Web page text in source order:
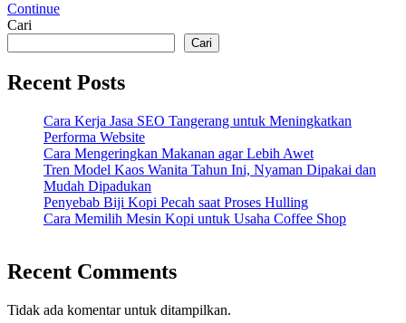
Continue
Cari
Cari
Recent Posts
Cara Kerja Jasa SEO Tangerang untuk Meningkatkan
Performa Website
Cara Mengeringkan Makanan agar Lebih Awet
Tren Model Kaos Wanita Tahun Ini, Nyaman Dipakai dan
Mudah Dipadukan
Penyebab Biji Kopi Pecah saat Proses Hulling
Cara Memilih Mesin Kopi untuk Usaha Coffee Shop
Recent Comments
Tidak ada komentar untuk ditampilkan.